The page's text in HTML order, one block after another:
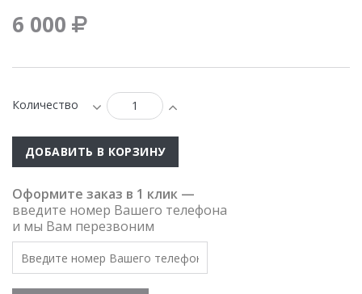
6 000
Количество
ДОБАВИТЬ В КОРЗИНУ
Оформите заказ в 1 клик —
введите номер Вашего телефона
и мы Вам перезвоним